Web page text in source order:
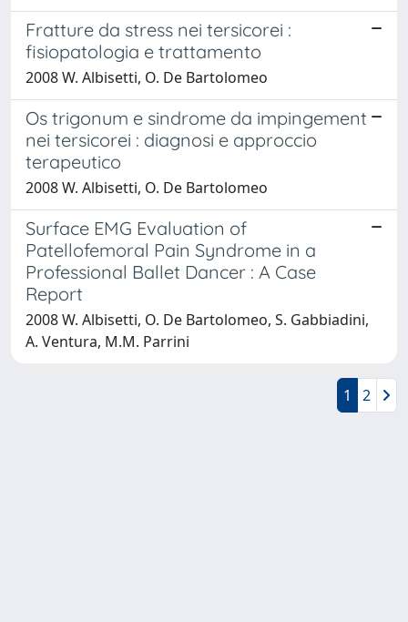
Fratture da stress nei tersicorei :
fisiopatologia e trattamento
2008 W. Albisetti, O. De Bartolomeo
Os trigonum e sindrome da impingement
nei tersicorei : diagnosi e approccio
terapeutico
2008 W. Albisetti, O. De Bartolomeo
Surface EMG Evaluation of
Patellofemoral Pain Syndrome in a
Professional Ballet Dancer : A Case
Report
2008 W. Albisetti, O. De Bartolomeo, S. Gabbiadini,
A. Ventura, M.M. Parrini
1 2